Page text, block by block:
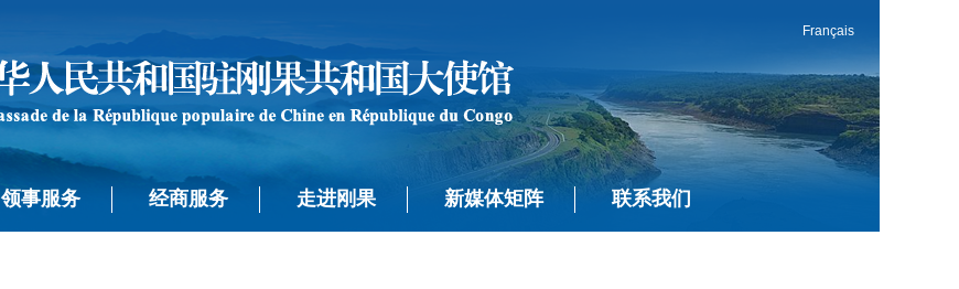
Français
领事服务 经商服务 走进刚果 新媒体矩阵 联系我们